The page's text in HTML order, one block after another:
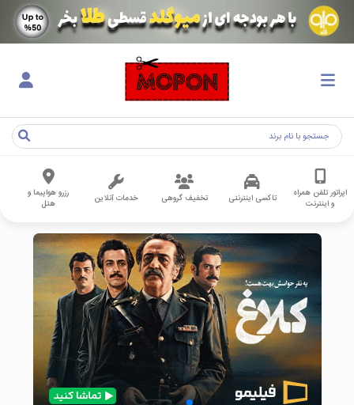
اپراتور تلفن همراه
و اینترنت
تاکسی اینترنتی تخفیف گروهی خدمات آنلاین
رزرو هواپیما و
هتل